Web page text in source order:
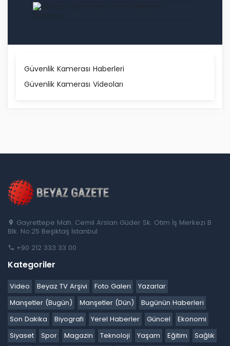
Güvenlik Kamerası Haberleri
Güvenlik Kamerası Videoları
Gayrettepe Mah. Cemil Arslan Güder Sk. Otim İş Merkezi B
Blk. No:25 Beşiktaş İstanbul
+90 212 333 33 00
Kategoriler
Video Beyaz TV Arşivi Foto Galeri
Yazarlar
Manşetler (Bugün)
Manşetler (Dün)
Bugünün Haberleri
Son Dakika
Biyografi Yerel Haberler Güncel
Ekonomi
Siyaset
Spor Magazin Teknoloji Yaşam Eğitim
Sağlık